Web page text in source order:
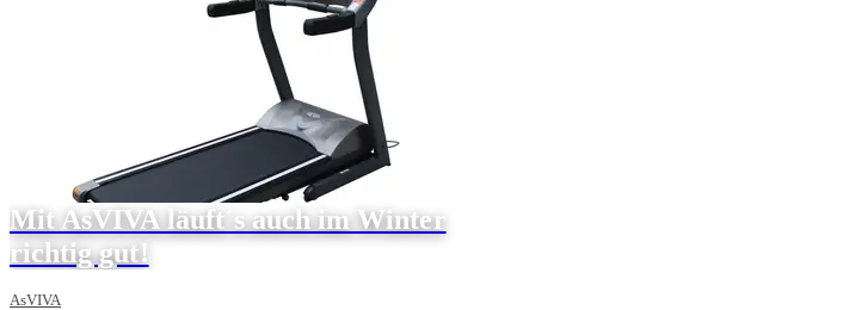
Mit AsVIVA läuft´s auch im Winter
richtig gut!
AsVIVA